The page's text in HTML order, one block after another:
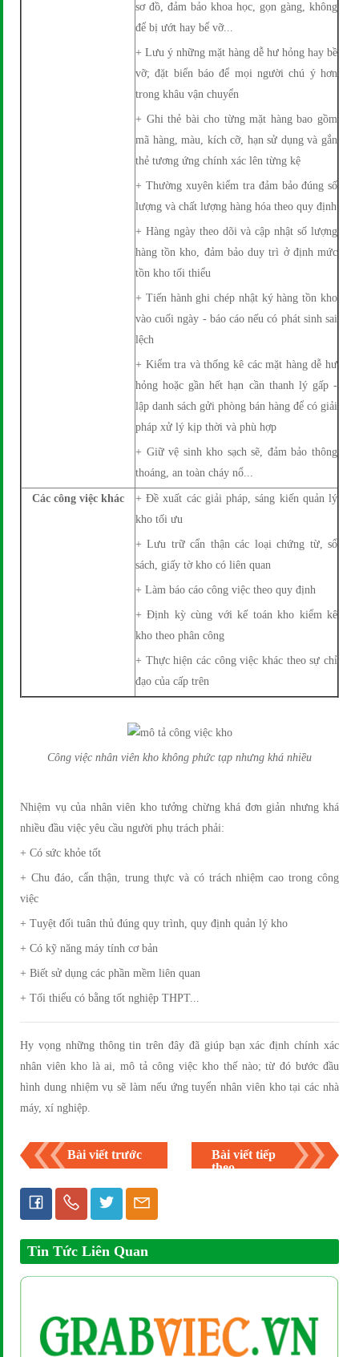
sơ đồ, đảm bảo khoa học, gọn gàng, không
để bị ướt hay bể vỡ...
+ Lưu ý những mặt hàng dễ hư hỏng hay bề
vỡ; đặt biển báo để mọi người chú ý hơn
trong khâu vận chuyển
+ Ghi thẻ bài cho từng mặt hàng bao gồm
mã hàng, màu, kích cỡ, hạn sử dụng và gắn
thẻ tương ứng chính xác lên từng kệ
+ Thường xuyên kiểm tra đảm bảo đúng số
lượng và chất lượng hàng hóa theo quy định
+ Hàng ngày theo dõi và cập nhật số lượng
hàng tồn kho, đảm bảo duy trì ở định mức
tồn kho tối thiểu
+ Tiến hành ghi chép nhật ký hàng tồn kho
vào cuối ngày - báo cáo nếu có phát sinh sai
lệch
+ Kiểm tra và thống kê các mặt hàng dễ hư
hỏng hoặc gần hết hạn cần thanh lý gấp -
lập danh sách gửi phòng bán hàng để có giải
pháp xử lý kịp thời và phù hợp
+ Giữ vệ sinh kho sạch sẽ, đảm bảo thông
thoáng, an toàn cháy nổ...
Các công việc khác
+ Đề xuất các giải pháp, sáng kiến quản lý
kho tối ưu
+ Lưu trữ cẩn thận các loại chứng từ, sổ
sách, giấy tờ kho có liên quan
+ Làm báo cáo công việc theo quy định
+ Định kỳ cùng với kế toán kho kiểm kê
kho theo phân công
+ Thực hiện các công việc khác theo sự chỉ
đạo của cấp trên
Công việc nhân viên kho không phức tạp nhưng khá nhiều
Nhiệm vụ của nhân viên kho tưởng chừng khá đơn giản nhưng khá
nhiều đầu việc yêu cầu người phụ trách phải:
+ Có sức khỏe tốt
+ Chu đáo, cẩn thận, trung thực và có trách nhiệm cao trong công
việc
+ Tuyệt đối tuân thủ đúng quy trình, quy định quản lý kho
+ Có kỹ năng máy tính cơ bản
+ Biết sử dụng các phần mềm liên quan
+ Tối thiểu có bằng tốt nghiệp THPT...
Hy vọng những thông tin trên đây đã giúp bạn xác định chính xác
nhân viên kho là ai, mô tả công việc kho thế nào; từ đó bước đầu
hình dung nhiệm vụ sẽ làm nếu ứng tuyển nhân viên kho tại các nhà
máy, xí nghiệp.
Bài viết trước
Bài viết tiếp
theo
Tin Tức Liên Quan